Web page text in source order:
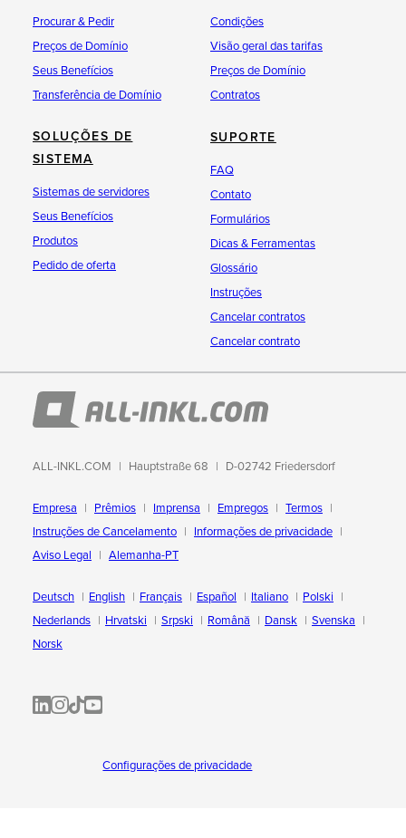
Procurar & Pedir
Preços de Domínio
Seus Benefícios
Transferência de Domínio
Condições
Visão geral das tarifas
Preços de Domínio
Contratos
SOLUÇÕES DE
SISTEMA
Sistemas de servidores
Seus Benefícios
Produtos
Pedido de oferta
SUPORTE
FAQ
Contato
Formulários
Dicas & Ferramentas
Glossário
Instruções
Cancelar contratos
Cancelar contrato
ALL-INKL.COM Hauptstraße 68 D-02742 Friedersdorf
Empresa Prêmios Imprensa Empregos
Termos
Instruções de Cancelamento
Informações de privacidade
Aviso Legal
Alemanha-PT
Deutsch English Français Español Italiano
Polski
Nederlands
Hrvatski Srpski Română Dansk
Svenska
Norsk
ALL-INKL.COM | LinkedIn
ALL-INKL.COM • Instagram photos and videos
ALL-INKL.COM | TikTok
ALLINKL.COM - YouTube
Configurações de privacidade